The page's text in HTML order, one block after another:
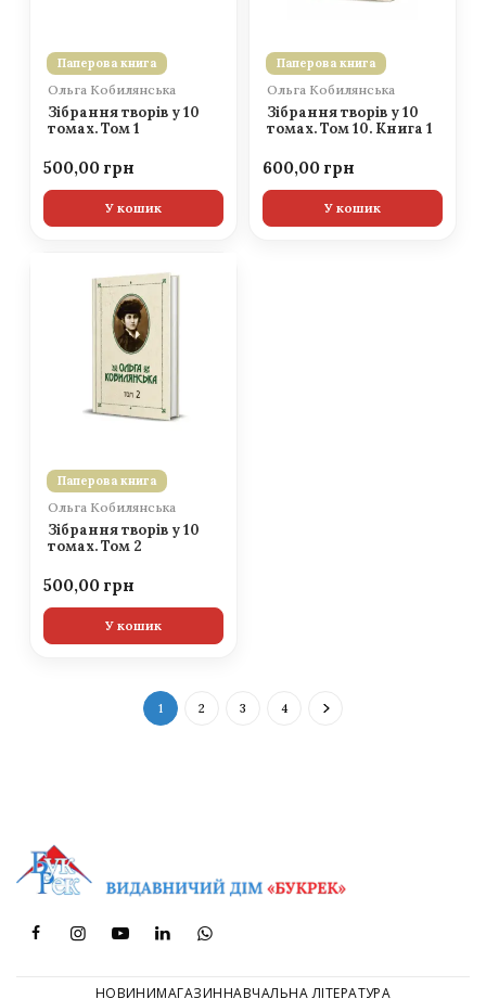
Паперова книга
Ольга Кобилянська
Зібрання творів у 10
томах. Том 1
500,00
У кошик
Паперова книга
Ольга Кобилянська
Зібрання творів у 10
томах. Том 10. Книга 1
600,00
У кошик
Паперова книга
Ольга Кобилянська
Зібрання творів у 10
томах. Том 2
500,00
У кошик
1 2 3 4
НОВИНИМАГАЗИННАВЧАЛЬНА ЛІТЕРАТУРА